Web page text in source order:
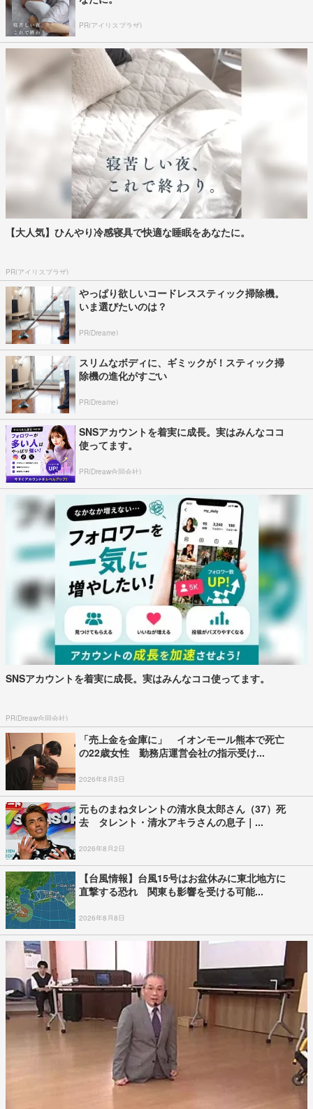
PR(アイリスプラザ)
【大人気】ひんやり冷感寝具で快適な睡眠をあなたに。
PR(アイリスプラザ)
やっぱり欲しいコードレススティック掃除機。
いま選びたいのは？
PR(Dreame)
スリムなボディに、ギミックが！スティック掃
除機の進化がすごい
PR(Dreame)
SNSアカウントを着実に成長。実はみんなココ
使ってます。
PR(Dreaw合同会社)
SNSアカウントを着実に成長。実はみんなココ使ってます。
PR(Dreaw合同会社)
「売上金を金庫に」 イオンモール熊本で死亡
の22歳女性 勤務店運営会社の指示受け...
2026年8月3日
元ものまねタレントの清水良太郎さん（37）死
去 タレント・清水アキラさんの息子｜...
2026年8月2日
【台風情報】台風15号はお盆休みに東北地方に
直撃する恐れ 関東も影響を受ける可能...
2026年8月8日